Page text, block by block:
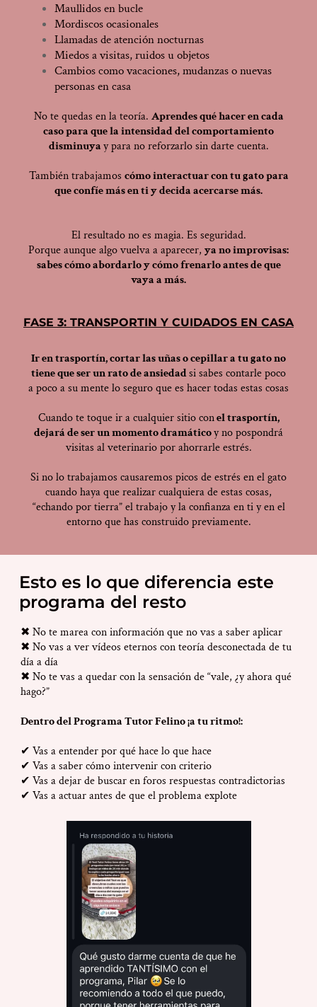
Maullidos en bucle
Mordiscos ocasionales
Llamadas de atención nocturnas
Miedos a visitas, ruidos u objetos
Cambios como vacaciones, mudanzas o nuevas
personas en casa
No te quedas en la teoría. Aprendes qué hacer en cada
caso para que la intensidad del comportamiento
disminuyay para no reforzarlo sin darte cuenta.
También trabajamos cómo interactuar con tu gato para
que confíe más en ti y decida acercarse más.
El resultado no es magia. Es seguridad.
Porque aunque algo vuelva a aparecer, ya no improvisas:
sabes cómo abordarlo y cómo frenarlo antes de que
vaya a más.
FASE 3: TRANSPORTIN Y CUIDADOS EN CASA
Ir en trasportín, cortar las uñas o cepillar a tu gato no
tiene que ser un rato de ansiedadsi sabes contarle poco
a poco a su mente lo seguro que es hacer todas estas cosas
Cuando te toque ir a cualquier sitio conel trasportín,
dejará de ser un momento dramáticoy no pospondrá
visitas al veterinario por ahorrarle estrés.
Si no lo trabajamos causaremos picos de estrés en el gato
cuando haya que realizar cualquiera de estas cosas,
“echando por tierra” el trabajo y la confianza en ti y en el
entorno que has construido previamente.
Esto es lo que diferencia este
programa del resto
✖ No te marea con información que no vas a saber aplicar
✖ No vas a ver vídeos eternos con teoría desconectada de tu
día a día
✖ No te vas a quedar con la sensación de “vale, ¿y ahora qué
hago?”
Dentro del Programa Tutor Felino ¡a tu ritmo!:
✔ Vas a entender por qué hace lo que hace
✔ Vas a saber cómo intervenir con criterio
✔ Vas a dejar de buscar en foros respuestas contradictorias
✔ Vas a actuar antes de que el problema explote